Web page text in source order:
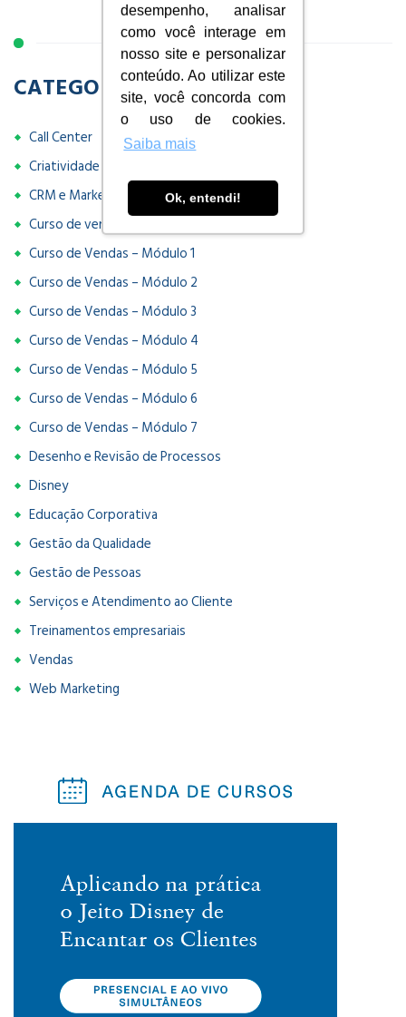
desempenho, analisar
como você interage em
nosso site e personalizar
conteúdo. Ao utilizar este
site, você concorda com
o uso de cookies.
Saiba mais
Ok, entendi!
CATEGORIAS
Call Center
Criatividade e Inovação
CRM e Marketing
Curso de vendas
Curso de Vendas – Módulo 1
Curso de Vendas – Módulo 2
Curso de Vendas – Módulo 3
Curso de Vendas – Módulo 4
Curso de Vendas – Módulo 5
Curso de Vendas – Módulo 6
Curso de Vendas – Módulo 7
Desenho e Revisão de Processos
Disney
Educação Corporativa
Gestão da Qualidade
Gestão de Pessoas
Serviços e Atendimento ao Cliente
Treinamentos empresariais
Vendas
Web Marketing